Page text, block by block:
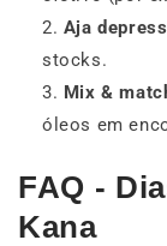
Aja
stocks.
Mix &
óleos em
FAQ -
Kana